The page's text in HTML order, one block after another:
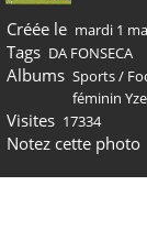
Créée le mardi 1
Tags DA FONSECA
Albums Sports/
féminin
Visites 17334
Notez cette photo